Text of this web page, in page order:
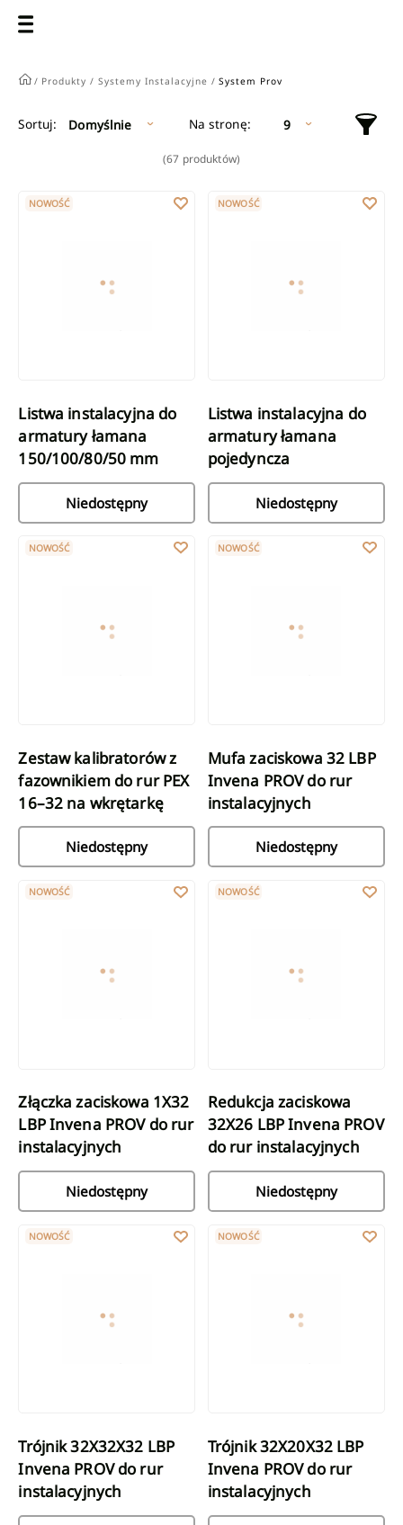
/ Produkty / Systemy Instalacyjne / System Prov
Sortuj: Domyślnie Na stronę: 9
(67 produktów)
Listwa instalacyjna do armatury łamana 150/100/80/50 mm
NOWOŚĆ
Listwa instalacyjna do
armatury łamana
150/100/80/50 mm
Niedostępny
Listwa instalacyjna do armatury
NOWOŚĆ
Listwa instalacyjna do
armatury łamana
pojedyncza
Niedostępny
Zestaw kalibratorów z fazownikiem do rur PEX 16–32 na
NOWOŚĆ
Zestaw kalibratorów z
fazownikiem do rur PEX
16–32 na wkrętarkę
Niedostępny
Mufa zaciskowa 32 LBP Invena
NOWOŚĆ
Mufa zaciskowa 32 LBP
Invena PROV do rur
instalacyjnych
Niedostępny
Złączka zaciskowa 1X32 LBP Invena PROV do rur instalacyjnych
NOWOŚĆ
Złączka zaciskowa 1X32
LBP Invena PROV do rur
instalacyjnych
Niedostępny
Redukcja zaciskowa 32X26
NOWOŚĆ
Redukcja zaciskowa
32X26 LBP Invena PROV
do rur instalacyjnych
Niedostępny
Trójnik 32X32X32 LBP Invena PROV do rur instalacyjnych
NOWOŚĆ
Trójnik 32X32X32 LBP
Invena PROV do rur
instalacyjnych
Trójnik 32X20X32 LBP Invena
NOWOŚĆ
Trójnik 32X20X32 LBP
Invena PROV do rur
instalacyjnych